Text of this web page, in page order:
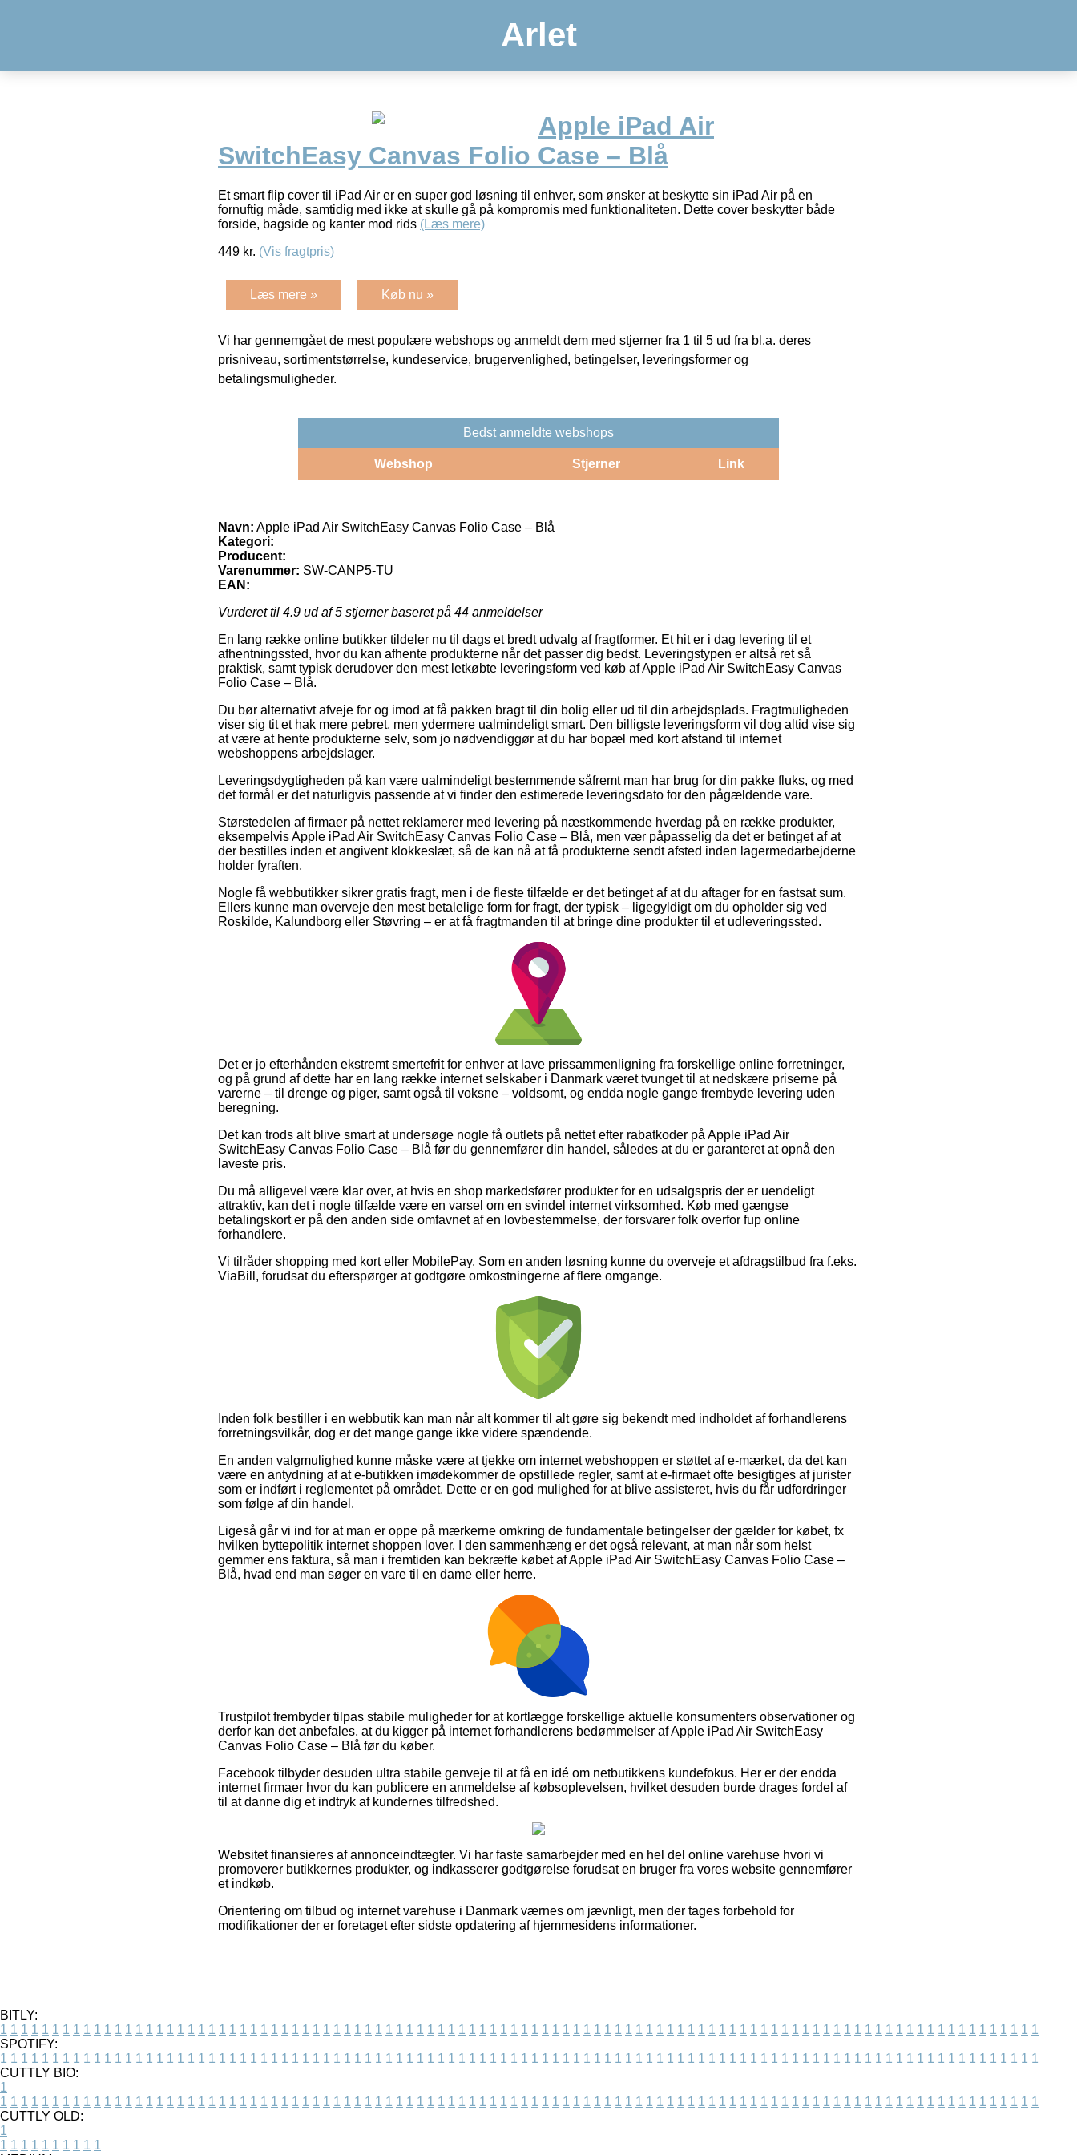
Arlet
Apple iPad Air
SwitchEasy Canvas Folio Case – Blå
Et smart flip cover til iPad Air er en super god løsning til enhver, som ønsker at beskytte sin iPad Air på en
fornuftig måde, samtidig med ikke at skulle gå på kompromis med funktionaliteten. Dette cover beskytter både
forside, bagside og kanter mod rids (Læs mere)
449 kr. (Vis fragtpris)
Læs mere » Køb nu »
Vi har gennemgået de mest populære webshops og anmeldt dem med stjerner fra 1 til 5 ud fra bl.a. deres
prisniveau, sortimentstørrelse, kundeservice, brugervenlighed, betingelser, leveringsformer og
betalingsmuligheder.
Bedst anmeldte webshops
Webshop Stjerner Link
Navn: Apple iPad Air SwitchEasy Canvas Folio Case – Blå
Kategori:
Producent:
Varenummer: SW-CANP5-TU
EAN:
Vurderet til 4.9 ud af 5 stjerner baseret på 44 anmeldelser
En lang række online butikker tildeler nu til dags et bredt udvalg af fragtformer. Et hit er i dag levering til et
afhentningssted, hvor du kan afhente produkterne når det passer dig bedst. Leveringstypen er altså ret så
praktisk, samt typisk derudover den mest letkøbte leveringsform ved køb af Apple iPad Air SwitchEasy Canvas
Folio Case – Blå.
Du bør alternativt afveje for og imod at få pakken bragt til din bolig eller ud til din arbejdsplads. Fragtmuligheden
viser sig tit et hak mere pebret, men ydermere ualmindeligt smart. Den billigste leveringsform vil dog altid vise sig
at være at hente produkterne selv, som jo nødvendiggør at du har bopæl med kort afstand til internet
webshoppens arbejdslager.
Leveringsdygtigheden på kan være ualmindeligt bestemmende såfremt man har brug for din pakke fluks, og med
det formål er det naturligvis passende at vi finder den estimerede leveringsdato for den pågældende vare.
Størstedelen af firmaer på nettet reklamerer med levering på næstkommende hverdag på en række produkter,
eksempelvis Apple iPad Air SwitchEasy Canvas Folio Case – Blå, men vær påpasselig da det er betinget af at
der bestilles inden et angivent klokkeslæt, så de kan nå at få produkterne sendt afsted inden lagermedarbejderne
holder fyraften.
Nogle få webbutikker sikrer gratis fragt, men i de fleste tilfælde er det betinget af at du aftager for en fastsat sum.
Ellers kunne man overveje den mest betalelige form for fragt, der typisk – ligegyldigt om du opholder sig ved
Roskilde, Kalundborg eller Støvring – er at få fragtmanden til at bringe dine produkter til et udleveringssted.
Det er jo efterhånden ekstremt smertefrit for enhver at lave prissammenligning fra forskellige online forretninger,
og på grund af dette har en lang række internet selskaber i Danmark været tvunget til at nedskære priserne på
varerne – til drenge og piger, samt også til voksne – voldsomt, og endda nogle gange frembyde levering uden
beregning.
Det kan trods alt blive smart at undersøge nogle få outlets på nettet efter rabatkoder på Apple iPad Air
SwitchEasy Canvas Folio Case – Blå før du gennemfører din handel, således at du er garanteret at opnå den
laveste pris.
Du må alligevel være klar over, at hvis en shop markedsfører produkter for en udsalgspris der er uendeligt
attraktiv, kan det i nogle tilfælde være en varsel om en svindel internet virksomhed. Køb med gængse
betalingskort er på den anden side omfavnet af en lovbestemmelse, der forsvarer folk overfor fup online
forhandlere.
Vi tilråder shopping med kort eller MobilePay. Som en anden løsning kunne du overveje et afdragstilbud fra f.eks.
ViaBill, forudsat du efterspørger at godtgøre omkostningerne af flere omgange.
Inden folk bestiller i en webbutik kan man når alt kommer til alt gøre sig bekendt med indholdet af forhandlerens
forretningsvilkår, dog er det mange gange ikke videre spændende.
En anden valgmulighed kunne måske være at tjekke om internet webshoppen er støttet af e-mærket, da det kan
være en antydning af at e-butikken imødekommer de opstillede regler, samt at e-firmaet ofte besigtiges af jurister
som er indført i reglementet på området. Dette er en god mulighed for at blive assisteret, hvis du får udfordringer
som følge af din handel.
Ligeså går vi ind for at man er oppe på mærkerne omkring de fundamentale betingelser der gælder for købet, fx
hvilken byttepolitik internet shoppen lover. I den sammenhæng er det også relevant, at man når som helst
gemmer ens faktura, så man i fremtiden kan bekræfte købet af Apple iPad Air SwitchEasy Canvas Folio Case –
Blå, hvad end man søger en vare til en dame eller herre.
Trustpilot frembyder tilpas stabile muligheder for at kortlægge forskellige aktuelle konsumenters observationer og
derfor kan det anbefales, at du kigger på internet forhandlerens bedømmelser af Apple iPad Air SwitchEasy
Canvas Folio Case – Blå før du køber.
Facebook tilbyder desuden ultra stabile genveje til at få en idé om netbutikkens kundefokus. Her er der endda
internet firmaer hvor du kan publicere en anmeldelse af købsoplevelsen, hvilket desuden burde drages fordel af
til at danne dig et indtryk af kundernes tilfredshed.
Websitet finansieres af annonceindtægter. Vi har faste samarbejder med en hel del online varehuse hvori vi
promoverer butikkernes produkter, og indkasserer godtgørelse forudsat en bruger fra vores website gennemfører
et indkøb.
Orientering om tilbud og internet varehuse i Danmark værnes om jævnligt, men der tages forbehold for
modifikationer der er foretaget efter sidste opdatering af hjemmesidens informationer.
BITLY:
1 1 1 1 1 1 1 1 1 1 1 1 1 1 1 1 1 1 1 1 1 1 1 1 1 1 1 1 1 1 1 1 1 1 1 1 1 1 1 1 1 1 1 1 1 1 1 1 1 1 1 1 1 1 1 1 1 1 1 1 1 1 1 1 1 1 1 1 1 1 1 1 1 1 1 1 1 1 1 1 1 1 1 1 1 1 1 1 1 1 1 1 1 1 1 1 1 1 1 1
SPOTIFY:
1 1 1 1 1 1 1 1 1 1 1 1 1 1 1 1 1 1 1 1 1 1 1 1 1 1 1 1 1 1 1 1 1 1 1 1 1 1 1 1 1 1 1 1 1 1 1 1 1 1 1 1 1 1 1 1 1 1 1 1 1 1 1 1 1 1 1 1 1 1 1 1 1 1 1 1 1 1 1 1 1 1 1 1 1 1 1 1 1 1 1 1 1 1 1 1 1 1 1 1
CUTTLY BIO:
1
1 1 1 1 1 1 1 1 1 1 1 1 1 1 1 1 1 1 1 1 1 1 1 1 1 1 1 1 1 1 1 1 1 1 1 1 1 1 1 1 1 1 1 1 1 1 1 1 1 1 1 1 1 1 1 1 1 1 1 1 1 1 1 1 1 1 1 1 1 1 1 1 1 1 1 1 1 1 1 1 1 1 1 1 1 1 1 1 1 1 1 1 1 1 1 1 1 1 1 1
CUTTLY OLD:
1
1 1 1 1 1 1 1 1 1 1